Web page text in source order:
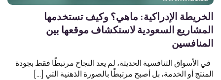
الخريطة الإدراكية: ماهي؟ وكيف تستخدمها
المشاريع السعودية لاستكشاف موقعها بين
المنافسين
في الأسواق التنافسية الحديثة، لم يعد النجاح مرتبطًا فقط بجودة
المنتج أو الخدمة، بل أصبح مرتبطًا بالصورة الذهنية التي […]